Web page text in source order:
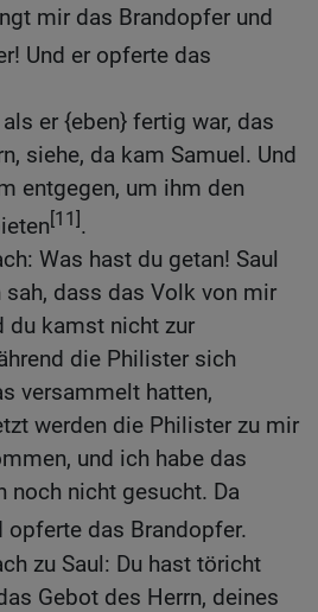
mir das Brandopfer und
Und er opferte das
er {eben} fertig war, das
siehe, da kam Samuel. Und
entgegen, um ihm den
[11].
Was hast du getan! Saul
dass das Volk von mir
du kamst nicht zur
die Philister sich
versammelt hatten,
werden die Philister zu mir
und ich habe das
noch nicht gesucht. Da
opferte das Brandopfer.
zu Saul: Du hast töricht
Gebot des Herrn, deines